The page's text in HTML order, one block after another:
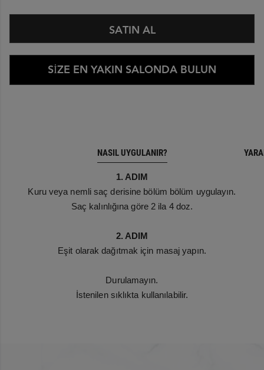
SATIN AL
SİZE EN YAKIN SALONDA BULUN
NASIL UYGULANIR?
1. ADIM
Kuru veya nemli saç derisine bölüm bölüm uygulayın.
Saç kalınlığına göre 2 ila 4 doz.
2. ADIM
Eşit olarak dağıtmak için masaj yapın.
Durulamayın.
İstenilen sıklıkta kullanılabilir.